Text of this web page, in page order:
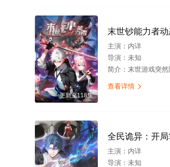
更新至118集
末世钞能力者
主演： 内详
导演： 未知
简介： 末世游戏突然降临现实，陈晗身为游戏玩家一路摸爬滚打，就在即将站上巅峰的
查看详情 
全民诡异：开
主演： 内详
导演： 未知